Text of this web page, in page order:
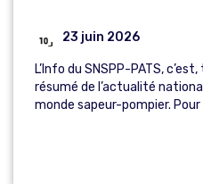
23 juin 2026
L’Info du SNSPP-PATS,
résumé de l’actualité
monde sapeur-pompier.